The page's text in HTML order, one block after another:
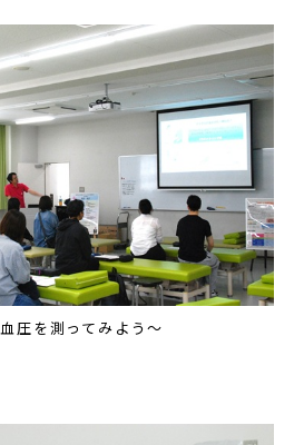
圧を測ってみよう～